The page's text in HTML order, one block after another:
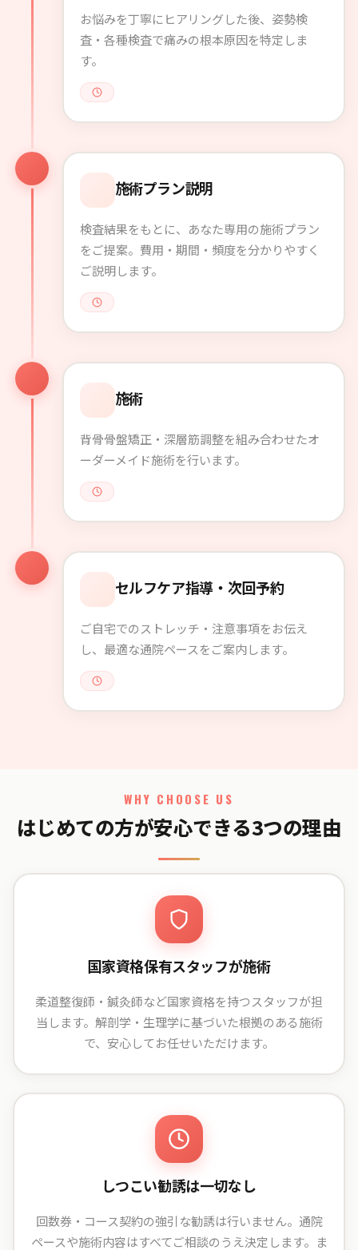
お悩みを丁寧にヒアリングした後、姿勢検
査・各種検査で痛みの根本原因を特定しま
す。
施術プラン説明
検査結果をもとに、あなた専用の施術プラン
をご提案。費用・期間・頻度を分かりやすく
ご説明します。
施術
背骨骨盤矯正・深層筋調整を組み合わせたオ
ーダーメイド施術を行います。
セルフケア指導・次回予約
ご自宅でのストレッチ・注意事項をお伝え
し、最適な通院ペースをご案内します。
WHY CHOOSE US
はじめての方が安心できる3つの理由
国家資格保有スタッフが施術
柔道整復師・鍼灸師など国家資格を持つスタッフが担
当します。解剖学・生理学に基づいた根拠のある施術
で、安心してお任せいただけます。
しつこい勧誘は一切なし
回数券・コース契約の強引な勧誘は行いません。通院
ペースや施術内容はすべてご相談のうえ決定します。ま